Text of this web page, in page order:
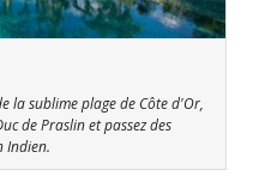
la sublime plage de Côte d'Or,
de Praslin et passez des
Indien.